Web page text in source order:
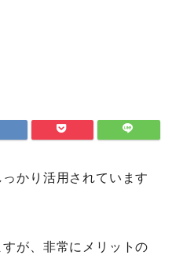
っかり活用されています
が、非常にメリットの